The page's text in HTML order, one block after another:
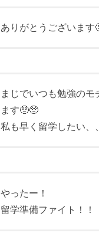
ありがとうございます
まじでいつも勉強のモ
ます🥺🥺
私も早く留学したい、
やったー！
留学準備ファイト！！